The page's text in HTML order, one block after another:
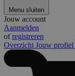
Menu sluiten
Jouw account
Aanmelden
ofregistreren
Overzicht Jouw profiel